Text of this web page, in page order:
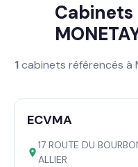
1cabinets référencés à
ECVMA
17 ROUTE DU
ALLIER